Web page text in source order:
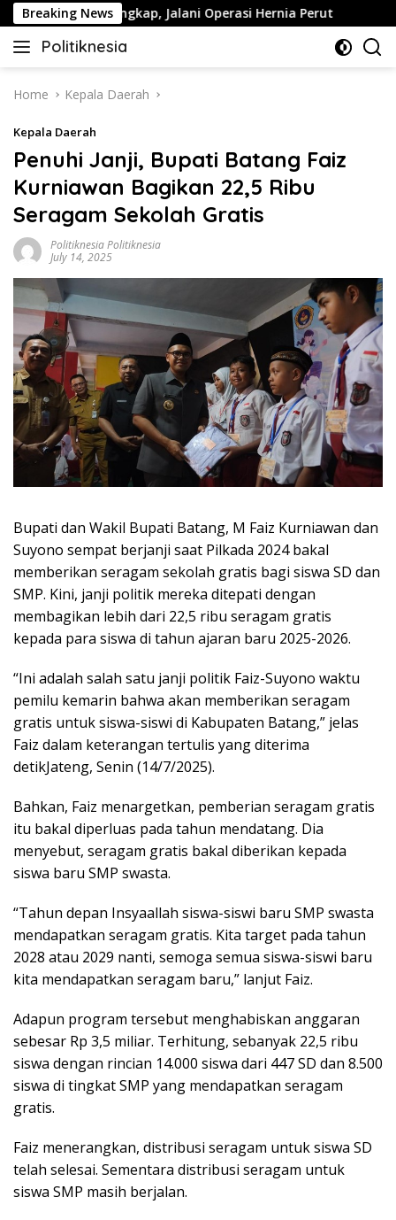
Skip
to
content
Breaking News
Sakit Terungkap, Jalani Operasi Hernia Perut
Politiknesia
Politiknesia.com
Home Kepala Daerah
Kepala Daerah
Penuhi Janji, Bupati Batang Faiz
Kurniawan Bagikan 22,5 Ribu
Seragam Sekolah Gratis
Politiknesia Politiknesia
July 14, 2025
Bupati dan Wakil Bupati Batang, M Faiz Kurniawan dan
Suyono sempat berjanji saat Pilkada 2024 bakal
memberikan seragam sekolah gratis bagi siswa SD dan
SMP. Kini, janji politik mereka ditepati dengan
membagikan lebih dari 22,5 ribu seragam gratis
kepada para siswa di tahun ajaran baru 2025-2026.
“Ini adalah salah satu janji politik Faiz-Suyono waktu
pemilu kemarin bahwa akan memberikan seragam
gratis untuk siswa-siswi di Kabupaten Batang,” jelas
Faiz dalam keterangan tertulis yang diterima
detikJateng, Senin (14/7/2025).
Bahkan, Faiz menargetkan, pemberian seragam gratis
itu bakal diperluas pada tahun mendatang. Dia
menyebut, seragam gratis bakal diberikan kepada
siswa baru SMP swasta.
“Tahun depan Insyaallah siswa-siswi baru SMP swasta
mendapatkan seragam gratis. Kita target pada tahun
2028 atau 2029 nanti, semoga semua siswa-siswi baru
kita mendapatkan seragam baru,” lanjut Faiz.
Adapun program tersebut menghabiskan anggaran
sebesar Rp 3,5 miliar. Terhitung, sebanyak 22,5 ribu
siswa dengan rincian 14.000 siswa dari 447 SD dan 8.500
siswa di tingkat SMP yang mendapatkan seragam
gratis.
Faiz menerangkan, distribusi seragam untuk siswa SD
telah selesai. Sementara distribusi seragam untuk
siswa SMP masih berjalan.